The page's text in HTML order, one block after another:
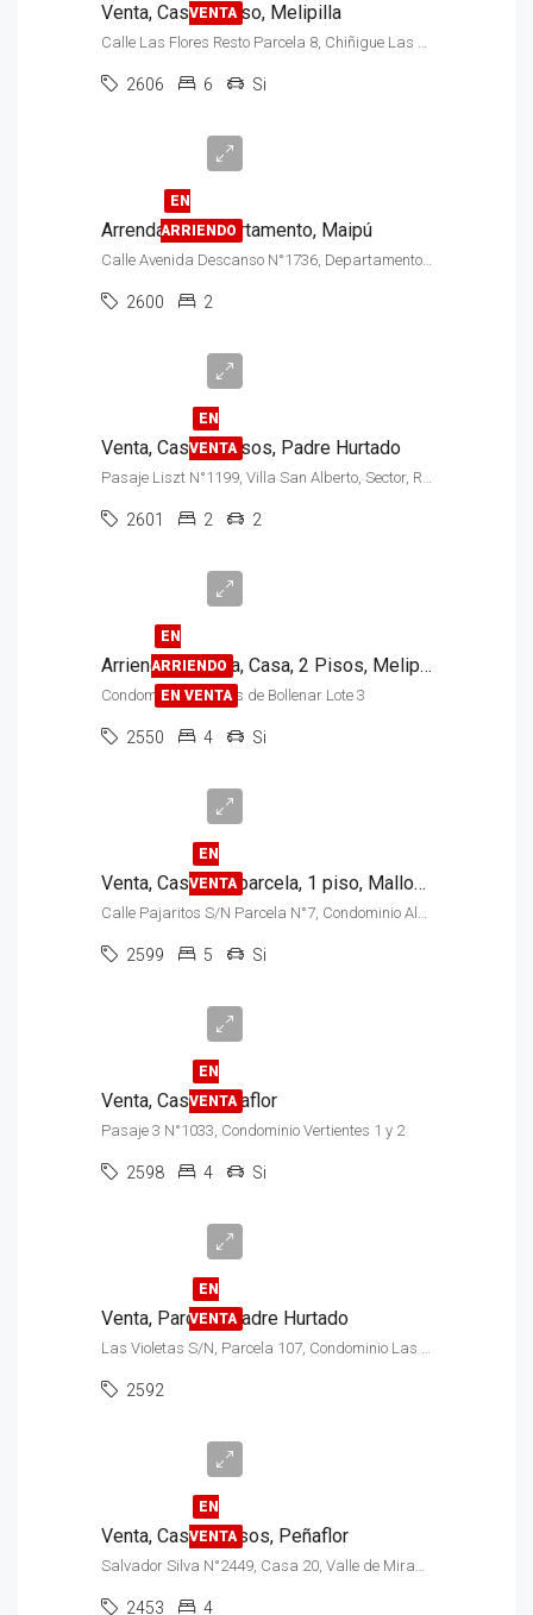
VENTA
Venta, Casa, 1 Piso, Melipilla
Calle Las Flores Resto Parcela 8, Chiñigue Las Rosas, Sector Copa de Agua
2606 6 Si
EN
ARRIENDO
Arrendado, Departamento, Maipú
Calle Avenida Descanso N°1736, Departamento N°1308, Condominio City, Sector Vespucio Norte
2600 2
EN
VENTA
Venta, Casa, 2 Pisos, Padre Hurtado
Pasaje Liszt N°1199, Villa San Alberto, Sector, Rolfo Jaramillo
2601 2 2
EN
ARRIENDO
EN VENTA
Arriendo – Venta, Casa, 2 Pisos, Melipilla
Condominio Jardines de Bollenar Lote 3
2550 4 Si
EN
VENTA
Venta, Casa con parcela, 1 piso, Malloco
Calle Pajaritos S/N Parcela N°7, Condominio Algarrobal
2599 5 Si
EN
VENTA
Venta, Casa, Peñaflor
Pasaje 3 N°1033, Condominio Vertientes 1 y 2
2598 4 Si
EN
VENTA
Venta, Parcela, Padre Hurtado
Las Violetas S/N, Parcela 107, Condominio Las Aguilas
2592
EN
VENTA
Venta, Casa, 2 pisos, Peñaflor
Salvador Silva N°2449, Casa 20, Valle de Miraflores, Comuna Peñaflor
2453 4